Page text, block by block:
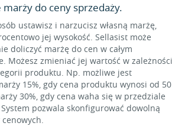
marży do ceny sprzedaży.
ustawisz i narzucisz własną marżę,
jej wysokość. Sellasist może
doliczyć marżę do cen w całym
Możesz zmieniać jej wartość w zależności
produktu. Np. możliwe jest
15%, gdy cena produktu wynosi od 50
30%, gdy cena waha się w przedziale
System pozwala skonfigurować dowolną